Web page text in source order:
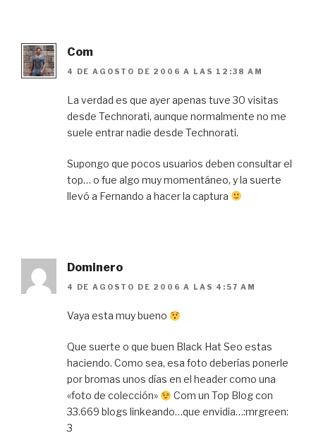
Com
4 DE AGOSTO DE 2006 A LAS 12:38 AM
La verdad es que ayer apenas tuve 30 visitas
desde Technorati, aunque normalmente no me
suele entrar nadie desde Technorati.
Supongo que pocos usuarios deben consultar el
top… o fue algo muy momentáneo, y la suerte
llevó a Fernando a hacer la captura
Dominero
4 DE AGOSTO DE 2006 A LAS 4:57 AM
Vaya esta muy bueno
Que suerte o que buen Black Hat Seo estas
haciendo. Como sea, esa foto deberías ponerle
por bromas unos días en el header como una
«foto de colección»
Com un Top Blog con
33.669 blogs linkeando…que envidia…:mrgreen:
3